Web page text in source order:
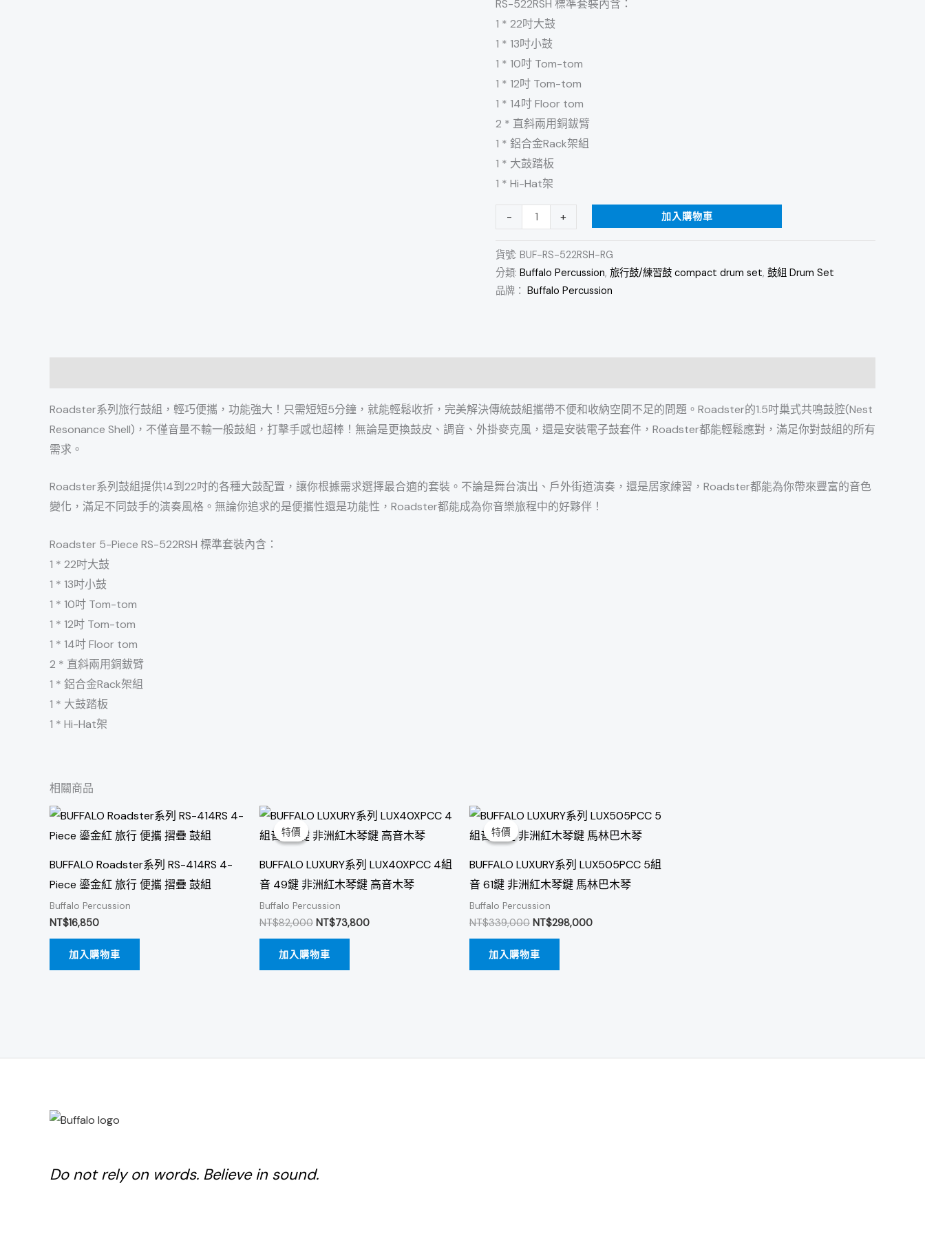
RS-522RSH 標準套裝內含：
1 * 22吋大鼓
1 * 13吋小鼓
1 * 10吋 Tom-tom
1 * 12吋 Tom-tom
1 * 14吋 Floor tom
2 * 直斜兩用銅鈸臂
1 * 鋁合金Rack架組
1 * 大鼓踏板
1 * Hi-Hat架
-
踏
板
及
+ 加入購物車
貨號: BUF-RS-522RSH-RG
分類: Buffalo Percussion, 旅行鼓/練習鼓 compact drum set, 鼓組 Drum Set
品牌： Buffalo Percussion
Roadster系列旅行鼓組，輕巧便攜，功能強大！ 只需短短5分鐘，就能輕鬆收折， 完美解決傳統鼓組攜帶不便和收納空間不足的問題。 Roadster的1.5吋巢式共鳴鼓腔(Nest
Resonance Shell)，不僅音量不輸一般鼓組，打擊手感也超棒！ 無論是更換鼓皮、調音、外掛麥克風，還是安裝電子鼓套件， Roadster都能輕鬆應對，滿足你對鼓組的所有
需求。
Roadster系列鼓組提供14到22吋的各種大鼓配置， 讓你根據需求選擇最合適的套裝。不論是舞台演出、戶外街道演奏， 還是居家練習，Roadster都能為你帶來豐富的音色
變化， 滿足不同鼓手的演奏風格。無論你追求的是便攜性還是功能性， Roadster都能成為你音樂旅程中的好夥伴！
Roadster 5-Piece RS-522RSH 標準套裝內含：
1 * 22吋大鼓
1 * 13吋小鼓
1 * 10吋 Tom-tom
1 * 12吋 Tom-tom
1 * 14吋 Floor tom
2 * 直斜兩用銅鈸臂
1 * 鋁合金Rack架組
1 * 大鼓踏板
1 * Hi-Hat架
相關商品
BUFFALO Roadster系列 RS-414RS 4-
Piece 鎏金紅 旅行 便攜 摺疊 鼓組
Buffalo Percussion
NT$16,850
加入購物車
特價
特價
BUFFALO LUXURY系列 LUX40XPCC 4組
音 49鍵 非洲紅木琴鍵 高音木琴
Buffalo Percussion
NT$82,000
原
始
價
NT$82,000。
NT$73,800
目
前
價
NT$73,800。
加入購物車
特價
特價
BUFFALO LUXURY系列 LUX505PCC 5組
音 61鍵 非洲紅木琴鍵 馬林巴木琴
Buffalo Percussion
NT$339,000
原
始
價
NT$339,000。
NT$298,000
目
前
價
NT$298,000。
加入購物車
Do not rely on words. Believe in sound.